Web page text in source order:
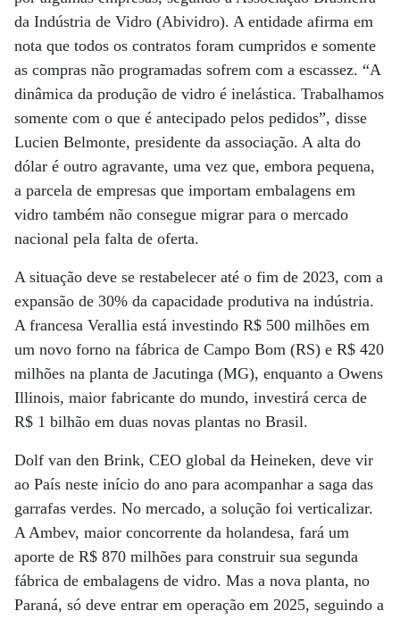
da Indústria de Vidro (Abividro). A entidade afirma em
nota que todos os contratos foram cumpridos e somente
as compras não programadas sofrem com a escassez. “A
dinâmica da produção de vidro é inelástica. Trabalhamos
somente com o que é antecipado pelos pedidos”, disse
Lucien Belmonte, presidente da associação. A alta do
dólar é outro agravante, uma vez que, embora pequena,
a parcela de empresas que importam embalagens em
vidro também não consegue migrar para o mercado
nacional pela falta de oferta.
A situação deve se restabelecer até o fim de 2023, com a
expansão de 30% da capacidade produtiva na indústria.
A francesa Verallia está investindo R$ 500 milhões em
um novo forno na fábrica de Campo Bom (RS) e R$ 420
milhões na planta de Jacutinga (MG), enquanto a Owens
Illinois, maior fabricante do mundo, investirá cerca de
R$ 1 bilhão em duas novas plantas no Brasil.
Dolf van den Brink, CEO global da Heineken, deve vir
ao País neste início do ano para acompanhar a saga das
garrafas verdes. No mercado, a solução foi verticalizar.
A Ambev, maior concorrente da holandesa, fará um
aporte de R$ 870 milhões para construir sua segunda
fábrica de embalagens de vidro. Mas a nova planta, no
Paraná, só deve entrar em operação em 2025, seguindo a